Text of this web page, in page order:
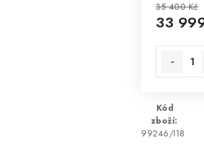
35 400 Kč
33
Kód
zboží:
99246/I18